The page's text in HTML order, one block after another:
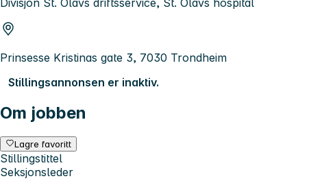
Prinsesse Kristinas gate 3, 7030 Trondheim
Stillingsannonsen er inaktiv.
Om jobben
Lagre favoritt
Stillingstittel
Seksjonsleder